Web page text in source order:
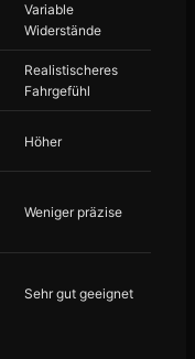
Variable
Widerstände
Realistischeres
Fahrgefühl
Höher
Weniger präzise
Sehr gut geeignet